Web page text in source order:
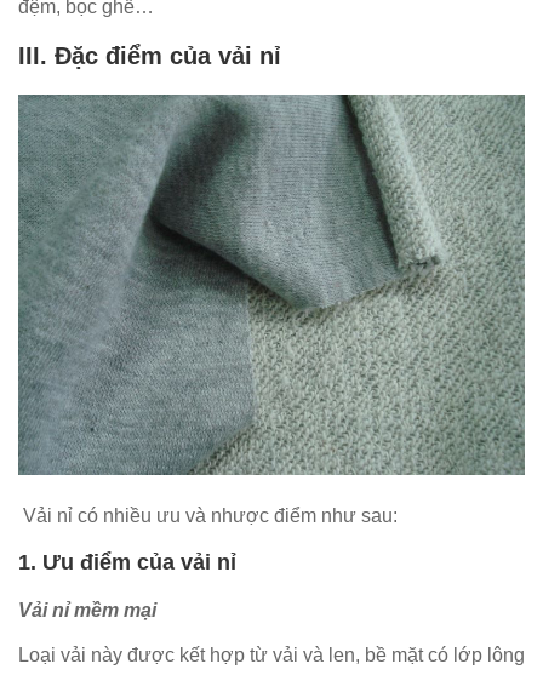
đệm, bọc ghế…
III. Đặc điểm của vải nỉ
Vải nỉ có nhiều ưu và nhược điểm như sau:
1. Ưu điểm của vải nỉ
Vải nỉ mềm mại
Loại vải này được kết hợp từ vải và len, bề mặt có lớp lông